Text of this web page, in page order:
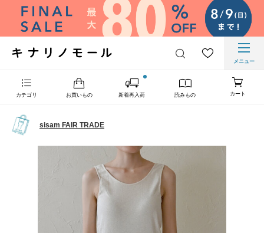
メニュー
カテゴリ お買いもの 新着再入荷 読みもの カート
sisam FAIR TRADE